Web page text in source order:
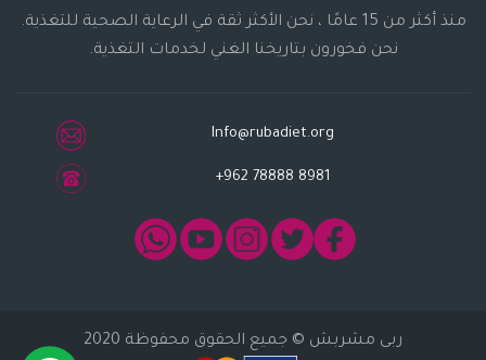
منذ أكثر من 15 عامًا ، نحن الأكثر ثقة في الرعاية الصحية للتغذية.
نحن فخورون بتاريخنا الغني لخدمات التغذية.
Info@rubadiet.org
+962 78888 8981
ربى مشربش © جميع الحقوق محفوظة 2020